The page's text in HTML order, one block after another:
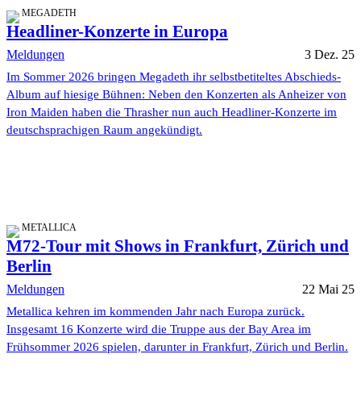
MEGADETH
Headliner-Konzerte in Europa
Meldungen 3 Dez. 25
Im Sommer 2026 bringen Megadeth ihr selbstbetiteltes Abschieds-
Album auf hiesige Bühnen: Neben den Konzerten als Anheizer von
Iron Maiden haben die Thrasher nun auch Headliner-Konzerte im
deutschsprachigen Raum angekündigt.
METALLICA
M72-Tour mit Shows in Frankfurt, Zürich und
Berlin
Meldungen 22 Mai 25
Metallica kehren im kommenden Jahr nach Europa zurück.
Insgesamt 16 Konzerte wird die Truppe aus der Bay Area im
Frühsommer 2026 spielen, darunter in Frankfurt, Zürich und Berlin.